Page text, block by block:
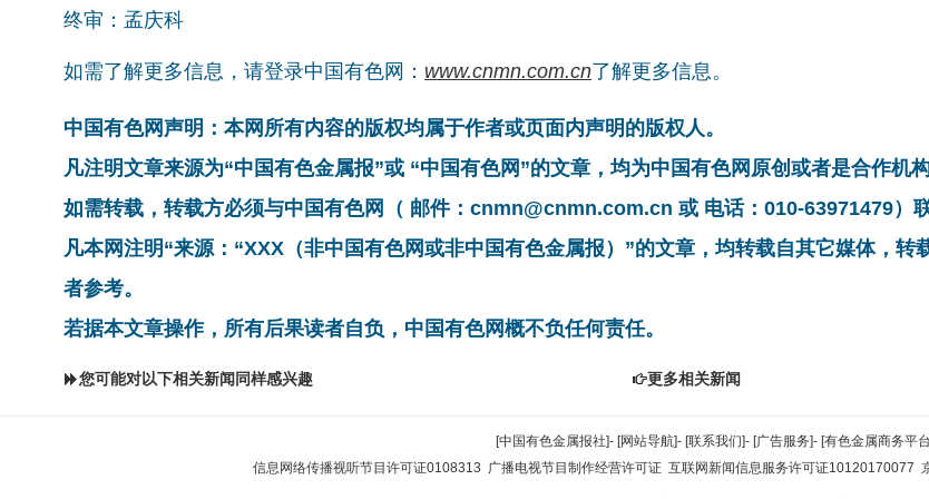
终审：孟庆科
如需了解更多信息，请登录中国有色网： www.cnmn.com.cn了解更多信息。
中国有色网声明：本网所有内容的版权均属于作者或页面内声明的版权人。
凡注明文章来源为“中国有色金属报”或 “中国有色网”的文章，均为中国有色网原创或者是合作机
如需转载，转载方必须与中国有色网（ 邮件：cnmn@cnmn.com.cn 或 电话：010-63971479）
凡本网注明“来源：“XXX（非中国有色网或非中国有色金属报）”的文章，均转载自其它媒体，
者参考。
若据本文章操作，所有后果读者自负，中国有色网概不负任何责任。
您可能对以下相关新闻同样感兴趣 更多相关新闻
[中国有色金属报社]- [网站导航]- [联系我们]- [广告服务]- [有色金属商务平
信息网络传播视听节目许可证0108313 广播电视节目制作经营许可证 互联网新闻信息服务许可证10120170077